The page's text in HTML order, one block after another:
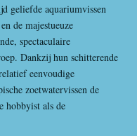
geliefde aquariumvissen
de majestueuze
spectaculaire
Dankzij hun schitterende
eenvoudige
zoetwatervissen de
hobbyist als de